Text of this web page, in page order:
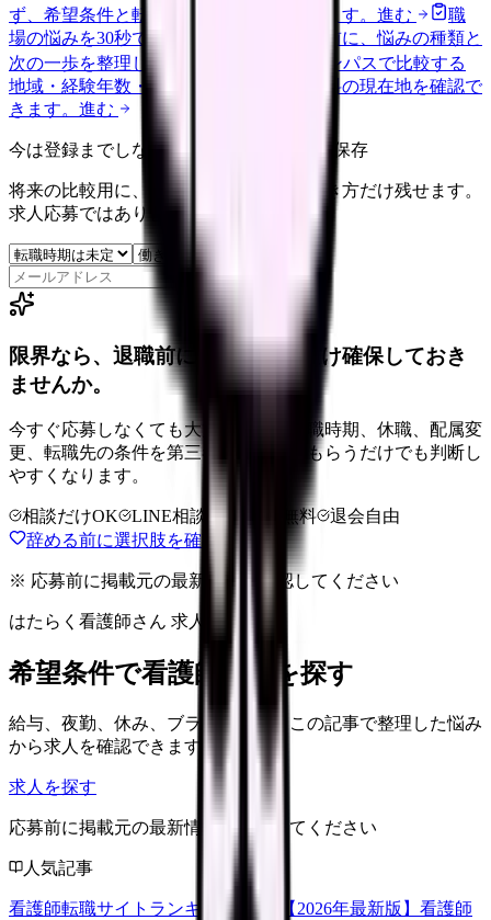
ず、希望条件と転職時期を自社で預かります。 進む
職
場の悩みを30秒で診断
辞めるべきか迷う前に、悩みの種類と
次の一歩を整理します。
給料コンパスで比較する
地域・経験年数・施設形態から、今の給料の現在地を確認で
きます。 進む
今は登録までしない人向け: 希望条件だけ保存
将来の比較用に、転職時期と気になる働き方だけ残せます。
求人応募ではありません。
限界なら、退職前に次の逃げ道だけ確保しておき
ませんか。
今すぐ応募しなくても大丈夫です。退職時期、休職、配属変
更、転職先の条件を第三者に整理してもらうだけでも判断し
やすくなります。
相談だけOK LINE相談OK 完全無料
退会自由
辞める前に選択肢を確認する
※ 応募前に掲載元の最新情報を確認してください
はたらく看護師さん 求人
希望条件で看護師求人を探す
給与、夜勤、休み、ブランクなど、この記事で整理した悩み
から求人を確認できます。
求人を探す
応募前に掲載元の最新情報を確認してください
人気記事
看護師転職サイトランキングTOP5【2026年最新版】 看護師